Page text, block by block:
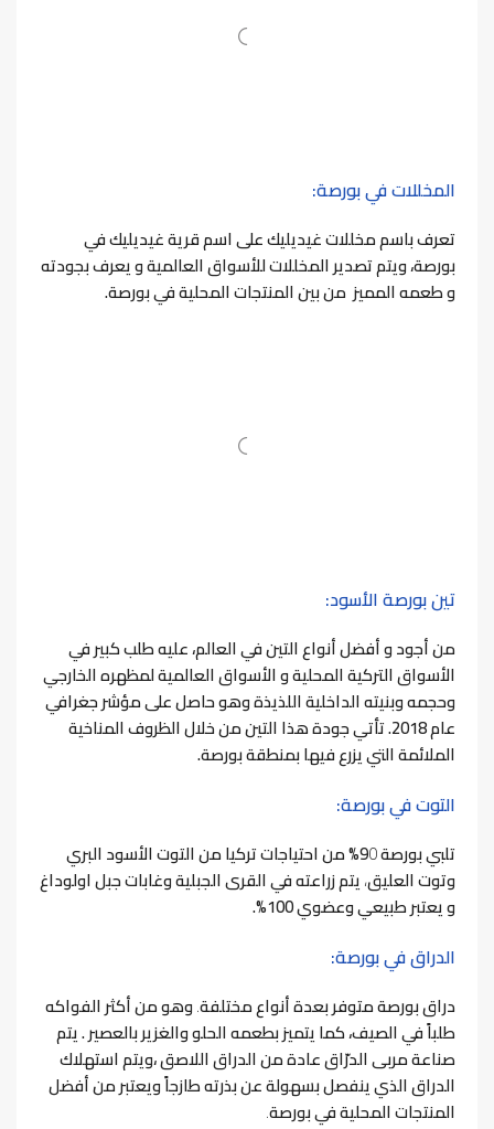
المخللات في بورصة:
تعرف باسم مخللات غيديليكعلى اسم قرية غيديليك في
بورصة، ويتم تصدير المخللات للأسواق العالمية و يعرف بجودته
و طعمه المميز من بين المنتجات المحلية في بورصة.
تين بورصة الأسود:
من أجود و أفضل أنواع التين في العالم، عليه طلب كبير في
الأسواق التركية المحلية و الأسواق العالمية لمظهره الخارجي
وحجمه وبنيته الداخلية اللذيذة وهو حاصل على مؤشر جغرافي
عام 2018. تأتي جودة هذا التين من خلال الظروف المناخية
الملائمة التي يزرع فيها بمنطقة بورصة.
التوت في بورصة:
تلبي بورصة 90 % من احتياجات تركيا من التوت الأسود البري
وتوت العليق، يتم زراعته في القرى الجبلية وغابات جبل اولوداغ
و يعتبر طبيعي وعضوي 100%.
الدراق في بورصة:
دراق بورصة متوفر بعدة أنواع مختلفة.وهو من أكثر الفواكه
طلباً في الصيف، كما يتميز بطعمه الحلو والغزير بالعصير .يتم
صناعة مربى الدرّاق عادة من الدراق اللاصق ،ويتم استهلاك
الدراق الذي ينفصل بسهولة عن بذرته طازجاً ويعتبر من أفضل
المنتجات المحلية في بورصة.